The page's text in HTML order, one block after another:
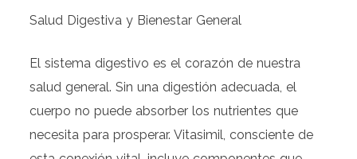
Salud Digestiva y Bienestar General
El sistema digestivo es el corazón de nuestra
salud general. Sin una digestión adecuada, el
cuerpo no puede absorber los nutrientes que
necesita para prosperar. Vitasimil, consciente de